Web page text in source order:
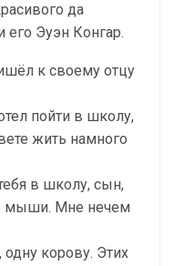
да
Эуэн Конгар.
к своему отцу
пойти в школу,
жить намного
в школу, сын,
мыши. Мне нечем
одну корову. Этих